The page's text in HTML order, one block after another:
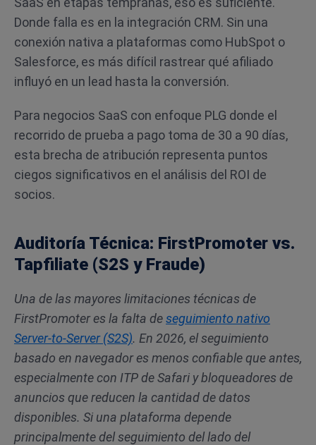
Donde falla es en la integración CRM. Sin una
conexión nativa a plataformas como HubSpot o
Salesforce, es más difícil rastrear qué afiliado
influyó en un lead hasta la conversión.
Para negocios SaaS con enfoque PLG donde el
recorrido de prueba a pago toma de 30 a 90 días,
esta brecha de atribución representa puntos
ciegos significativos en el análisis del ROI de
socios.
Auditoría Técnica: FirstPromoter vs.
Tapfiliate (S2S y Fraude)
Una de las mayores limitaciones técnicas de
FirstPromoter es la falta deseguimiento nativo
Server-to-Server (S2S). En 2026, el seguimiento
basado en navegador es menos confiable que antes,
especialmente con ITP de Safari y bloqueadores de
anuncios que reducen la cantidad de datos
disponibles. Si una plataforma depende
principalmente del seguimiento del lado del